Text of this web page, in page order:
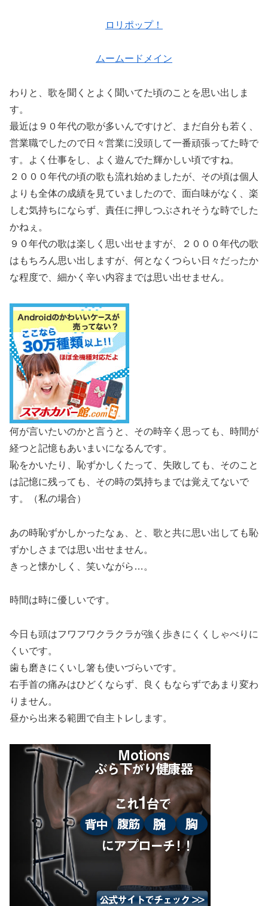
ロリポップ！
ムームードメイン
わりと、歌を聞くとよく聞いてた頃のことを思い出しま
す。
最近は９０年代の歌が多いんですけど、まだ自分も若く、
営業職でしたので日々営業に没頭して一番頑張ってた時で
す。よく仕事をし、よく遊んでた輝かしい頃ですね。
２０００年代の頃の歌も流れ始めましたが、その頃は個人
よりも全体の成績を見ていましたので、面白味がなく、楽
しむ気持ちにならず、責任に押しつぶされそうな時でした
かねぇ。
９０年代の歌は楽しく思い出せますが、２０００年代の歌
はもちろん思い出しますが、何となくつらい日々だったか
な程度で、細かく辛い内容までは思い出せません。
何が言いたいのかと言うと、その時辛く思っても、時間が
経つと記憶もあいまいになるんです。
恥をかいたり、恥ずかしくたって、失敗しても、そのこと
は記憶に残っても、その時の気持ちまでは覚えてないで
す。（私の場合）
あの時恥ずかしかったなぁ、と、歌と共に思い出しても恥
ずかしさまでは思い出せません。
きっと懐かしく、笑いながら…。
時間は時に優しいです。
今日も頭はフワフワクラクラが強く歩きにくくしゃべりに
くいです。
歯も磨きにくいし箸も使いづらいです。
右手首の痛みはひどくならず、良くもならずであまり変わ
りません。
昼から出来る範囲で自主トレします。